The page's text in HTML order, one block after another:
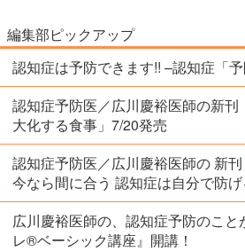
編集部ピックアップ
認知症は予防できます!! –認知症「
認知症予防医／広川慶裕医師の新刊
大化する食事」7/20発売
認知症予防医／広川慶裕医師の 新刊
今なら間に合う 認知症は自分で防げ
広川慶裕医師の、認知症予防のこと
レ®️ベーシック講座』開講！